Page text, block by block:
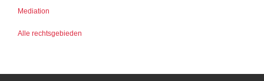
Mediation
Alle rechtsgebieden